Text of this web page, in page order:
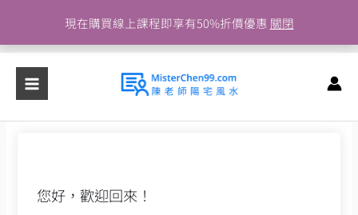
現在購買線上課程即享有50%折價優惠 關閉
主
容
您好，歡迎回來！